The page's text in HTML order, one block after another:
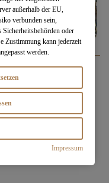
außerhalb der EU,
verbunden sein,
oder
Zustimmung kann jederzeit
werden.
Impressum